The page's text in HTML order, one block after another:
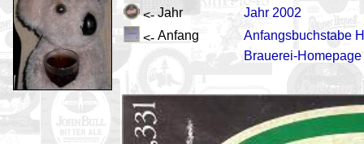
<- Jahr
Jahr 2002
<- Anfang
Anfangsbuchstabe H
Brauerei-Homepage